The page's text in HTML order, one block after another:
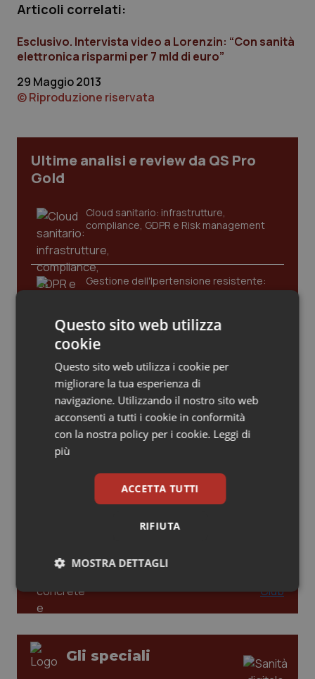
Calabria
Campania
Emilia-Romagna
Lazio
Lombardia
Marche
Piemonte
Provincia Autonoma di Bolzano
Provincia Autonoma di Trento
Puglia
Toscana
Umbria
Valle D’Aosta
Veneto
Asma & BPCO
Car-T
Colesterolo & coronaropatie
Diabete & glucometri
Dolore
Donna & Salute
HIV
Infezioni & Febbre
Ipertensione & Scompenso
Malattie rare
Malattia di Crohn & Rettocolite Ulcerosa
Neuroscienze & patologie neurodegenerative
Obesità
Oftalmologia
Oncodermatologia
Oncoematologia
Articoli correlati:
Esclusivo. Intervista video a Lorenzin: “Con sanità
elettronica risparmi per 7 mld di euro”
29 Maggio 2013
© Riproduzione riservata
Ultime analisi e review da QS Pro
Gold
Cloud sanitario: infrastrutture,
compliance, GDPR e Risk management
Gestione dell'Ipertensione resistente:
dalle Linee Guida alle terapie innovative
Leadership Infermieristica 2026: nuovi
modelli di responsabilità e autonomia
Leadership Medica 2026: guidare team
clinici ad alte prestazioni
AI e telemedicina nello studio
odontoiatrico: applicazioni concrete e
Gli speciali
Questo sito web utilizza
cookie
Questo sito web utilizza i cookie per
migliorare la tua esperienza di
navigazione. Utilizzando il nostro sito web
acconsenti a tutti i cookie in conformità
con la nostra policy per i cookie. Leggi di
più
ACCETTA TUTTI
RIFIUTA
MOSTRA DETTAGLI
Necessari Statistici Marketing